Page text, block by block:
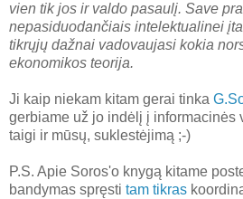
vien tik jos ir valdo pasaulį. Save
nepasiduodančiais intelektualinei
tikrųjų dažnai vadovaujasi kokia
ekonomikos teorija.
Ji kaip niekam kitam gerai tinka
gerbiame už jo indėlį į informacinės
taigi ir mūsų, suklestėjimą ;-)
P.S. Apie Soros'o knygą kitame
bandymas spręsti tam tikras